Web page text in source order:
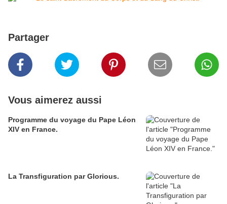
Partager
Vous aimerez aussi
Programme du voyage du Pape Léon
XIV en France.
La Transfiguration par Glorious.